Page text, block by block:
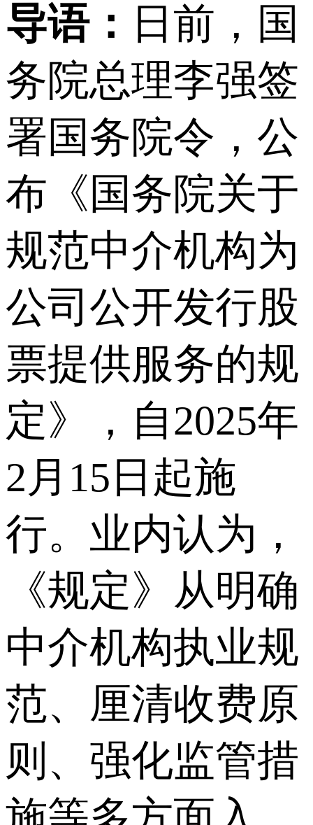
导语： 日前，国
务院总理李强签
署国务院令，公
布《国务院关于
规范中介机构为
公司公开发行股
票提供服务的规
定》，自2025年
2月15日起施
行。业内认为，
《规定》从明确
中介机构执业规
范、厘清收费原
则、强化监管措